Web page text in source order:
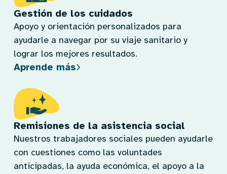
Gestión de los cuidados
Apoyo y orientación personalizados para
ayudarle a navegar por su viaje sanitario y
lograr los mejores resultados.
Aprende más
Remisiones de la asistencia social
Nuestros trabajadores sociales pueden ayudarle
con cuestiones como las voluntades
anticipadas, la ayuda económica, el apoyo a la